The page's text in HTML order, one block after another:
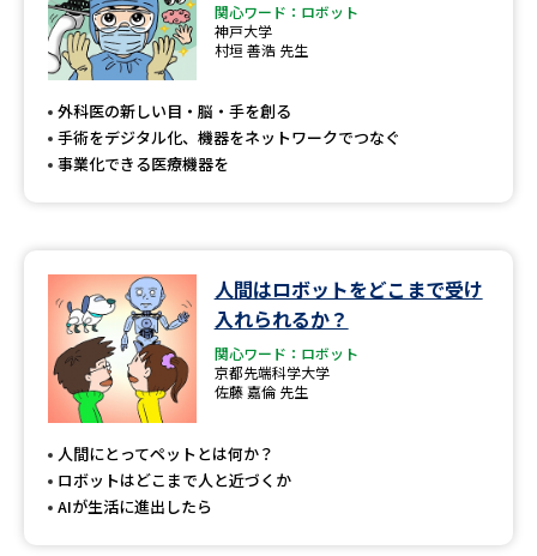
学問の教科書 夢ナビライブ
Ｑ＆Ａ よくあるご質問
テレメール
お支払いサイト
個人情報取扱規定
特定商取引表記
テレメール進学カタログ
訂正のご案内
関心ワード：ロボット
神戸大学
村垣 善浩 先生
外科医の新しい目・脳・手を創る
手術をデジタル化、機器をネットワークでつなぐ
事業化できる医療機器を
人間はロボットをどこまで受け
入れられるか？
関心ワード：ロボット
京都先端科学大学
佐藤 嘉倫 先生
人間にとってペットとは何か？
ロボットはどこまで人と近づくか
AIが生活に進出したら